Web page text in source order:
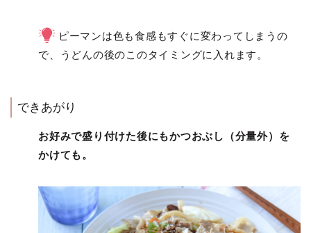
ピーマンは色も食感もすぐに変わってしまうの
で、うどんの後のこのタイミングに入れます。
できあがり
お好みで盛り付けた後にもかつおぶし（分量外）を
かけても。